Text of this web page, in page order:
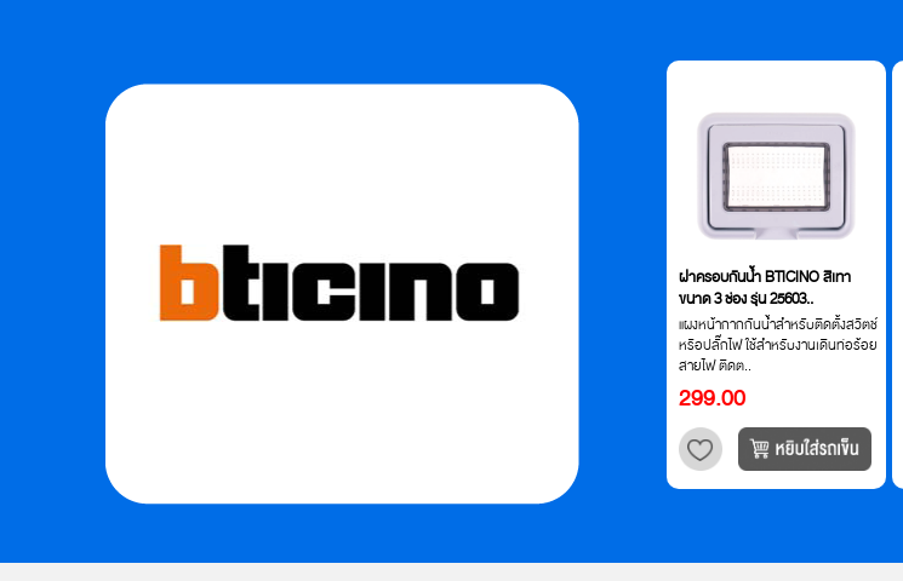
เต้ารับเดี่ยวไม่มีกราวด์ เสียบขากลม
เต้ารับโทรทัศน์ Bticino รุ่น
SM9152D..
ตัวรับสัญญาณผลิตมาจากทอง
กระดิ่งดูโทน 2 เสียง แบบลอย
BTICINO รุ่น74N/BT74NT..
ใช้สำหรับเป็นสัญญาณเรียกหน้าบ้าน
ฝาครอบกันน้ำ BTICINO สีเทา
ขนาด 3 ช่อง รุ่น 25603..
แผงหน้ากากกันน้ำสำหรับติดตั้งสวิตช์
หรือปลั๊กไฟ ใช้สำหรับงานเดินท่อร้อย
สายไฟ ติดต..
299.00